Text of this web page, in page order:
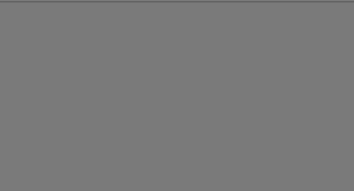
8.5 ปอนด์ สำหรับข้อมูลเกี่ยวกับคำกล่าว
ษาในคู่มือสมาชิกหรือเยี่ยมชมเว็บไซต์
นักใดๆ ผลิตภัณฑ์เฮอร์บาไลฟ์สามารถ
การควบคุมอาหารเท่านั้น แม้ว่า
ส่วนหนึ่งของอาหารประจำวันของพวก
องบุคคลใดๆ และควรรับประทานอาหาร